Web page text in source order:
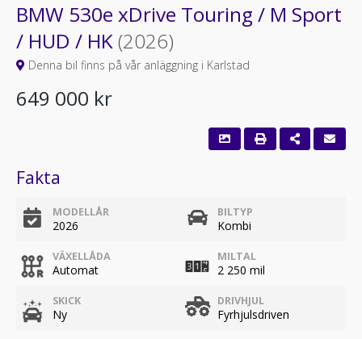
BMW 530e xDrive Touring / M Sport
/ HUD / HK(2026)
Denna bil finns på vår anläggning i Karlstad
649 000 kr
Fakta
MODELLÅR
2026
BILTYP
Kombi
VÄXELLÅDA
Automat
MILTAL
2 250 mil
SKICK
Ny
DRIVHJUL
Fyrhjulsdriven